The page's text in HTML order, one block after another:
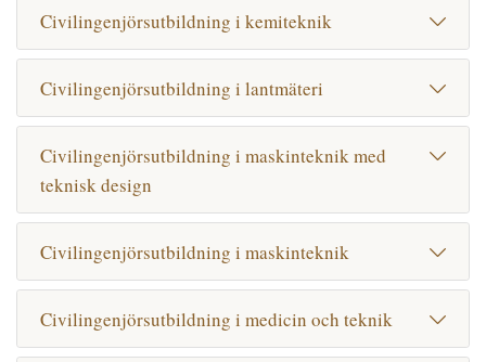
Civilingenjörsutbildning i kemiteknik
Civilingenjörsutbildning i lantmäteri
Civilingenjörsutbildning i maskinteknik med
teknisk design
Civilingenjörsutbildning i maskinteknik
Civilingenjörsutbildning i medicin och teknik